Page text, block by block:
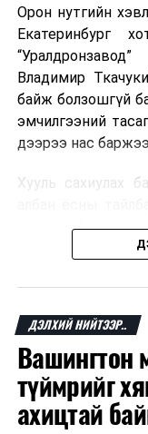
Мароккогийн
Орон нутгийн
Екатеринбург
Владимир
байж болзошгүй
эмчилгээний
дээрээ нас
Хууль сахиулах
шалгах
хүний амь насанд
мэдээлжээ.
хотод
төхөөрөмж
оны орлого 6.2
тэрбум рубльд
ДЭЛХИЙ НИЙТЭЭР..
Вашингтон
түймрийг
ахицтай